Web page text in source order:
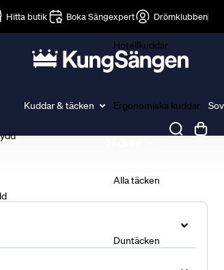
Hitta butik Boka Sängexpert Drömklubben
Kuddar & täcken
Hotellkuddar
Ergonomiska kuddar
Alla täcken
Duntäcken